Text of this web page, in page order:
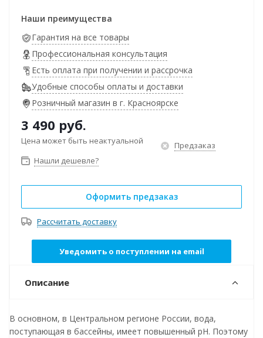
Наши преимущества
Гарантия на все товары
Профессиональная консультация
Есть оплата при получении и рассрочка
Удобные способы оплаты и доставки
Розничный магазин в г. Красноярске
3 490 руб.
Цена может быть неактуальной
Предзаказ
Нашли дешевле?
Оформить предзаказ
Рассчитать доставку
Уведомить о поступлении на email
Описание
В основном, в Центральном регионе России, вода,
поступающая в бассейны, имеет повышенный рН. Поэтому